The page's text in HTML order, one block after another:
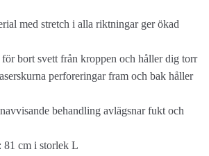
med stretch i alla riktningar ger ökad
bort svett från kroppen och håller dig torr
perforeringar fram och bak håller
behandling avlägsnar fukt och
81 cm i storlek L